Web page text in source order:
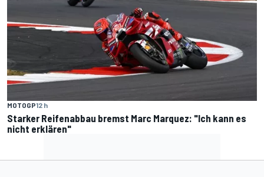
MOTOGP12 h
Starker Reifenabbau bremst Marc Marquez: "Ich kann es
nicht erklären"